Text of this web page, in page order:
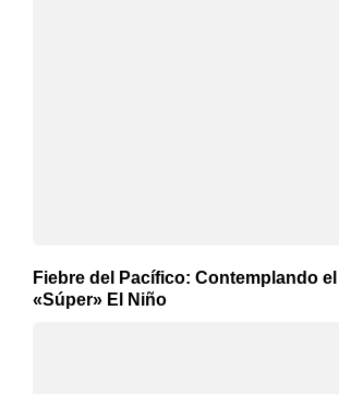
Fiebre del Pacífico: Contemplando
«Súper» El Niño